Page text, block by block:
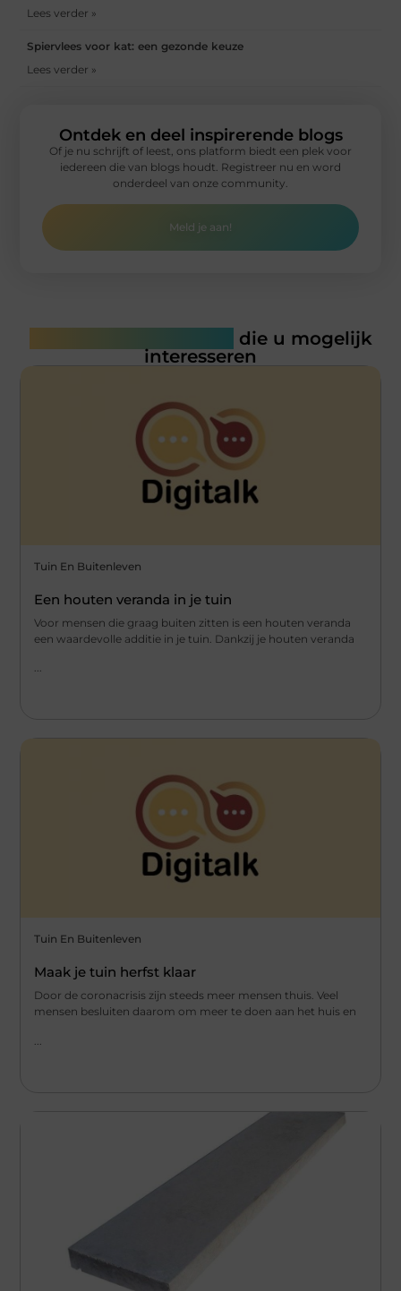
Lees verder »
Spiervlees voor kat: een gezonde keuze
Lees verder »
Ontdek en deel inspirerende blogs
Of je nu schrijft of leest, ons platform biedt een plek voor
iedereen die van blogs houdt. Registreer nu en word
onderdeel van onze community.
Meld je aan!
die u mogelijk
interesseren
Tuin En Buitenleven
Een houten veranda in je tuin
Voor mensen die graag buiten zitten is een houten veranda
een waardevolle additie in je tuin. Dankzij je houten veranda
...
Tuin En Buitenleven
Maak je tuin herfst klaar
Door de coronacrisis zijn steeds meer mensen thuis. Veel
mensen besluiten daarom om meer te doen aan het huis en